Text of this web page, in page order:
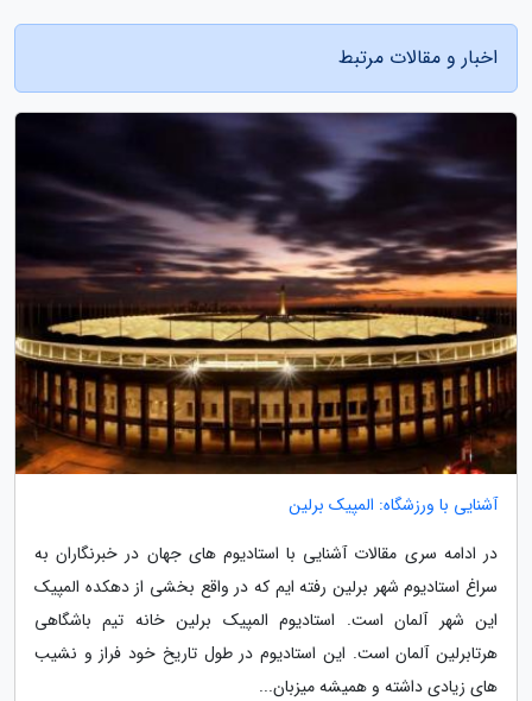
اخبار و مقالات مرتبط
آشنایی با ورزشگاه: المپیک برلین
در ادامه سری مقالات آشنایی با استادیوم های جهان در خبرنگاران به
سراغ استادیوم شهر برلین رفته ایم که در واقع بخشی از دهکده المپیک
این شهر آلمان است. استادیوم المپیک برلین خانه تیم باشگاهی
هرتابرلین آلمان است. این استادیوم در طول تاریخ خود فراز و نشیب
های زیادی داشته و همیشه میزبان...